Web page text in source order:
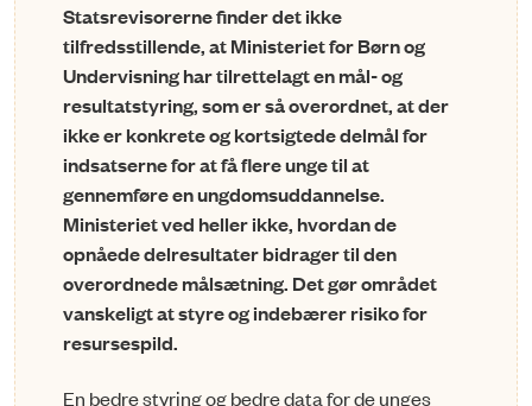
Statsrevisorerne finder det ikke
tilfredsstillende, at Ministeriet for Børn og
Undervisning har tilrettelagt en mål- og
resultatstyring, som er så overordnet, at der
ikke er konkrete og kortsigtede delmål for
indsatserne for at få flere unge til at
gennemføre en ungdomsuddannelse.
Ministeriet ved heller ikke, hvordan de
opnåede delresultater bidrager til den
overordnede målsætning. Det gør om­rådet
vanskeligt at styre og indebærer risiko for
resursespild.
En bedre styring og bedre data for de unges